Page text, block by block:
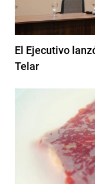
El Ejecutivo
Telar